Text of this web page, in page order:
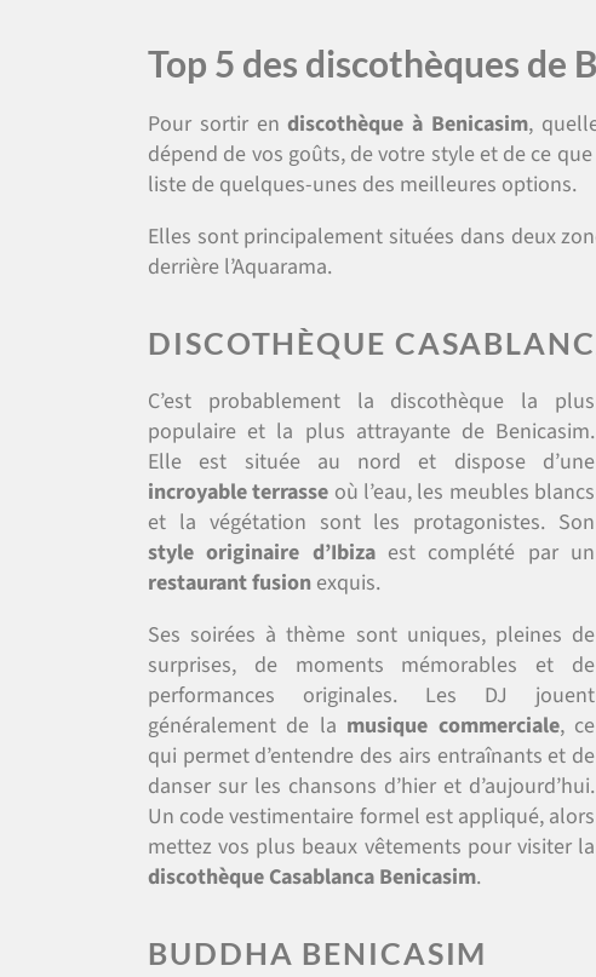
Top 5 des discothèques de
Pour sortir endiscothèque à Benicasim,
dépend de vos goûts, de votre style et de ce
liste de quelques-unes des meilleures options.
Elles sont principalement situées dans deux
derrière l’Aquarama.
DISCOTHÈQUE
C’est probablement la discothèque la plus
populaire et la plus attrayante de Benicasim.
Elle est située au nord et dispose d’une
incroyable terrasse où l’eau, les meubles blancs
et la végétation sont les protagonistes. Son
style originaire d’Ibizaest complété par un
restaurant fusion exquis.
Ses soirées à thème sont uniques, pleines de
surprises, de moments mémorables et de
performances originales. Les DJ jouent
généralement de la musique commerciale, ce
qui permet d’entendre des airs entraînants et de
danser sur les chansons d’hier et d’aujourd’hui.
Un code vestimentaire formel est appliqué, alors
mettez vos plus beaux vêtements pour visiter la
discothèque Casablanca Benicasim.
BUDDHA BENICASIM